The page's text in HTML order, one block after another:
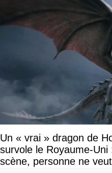
Un « vrai » dragon de
survole le Royaume-
scène, personne ne